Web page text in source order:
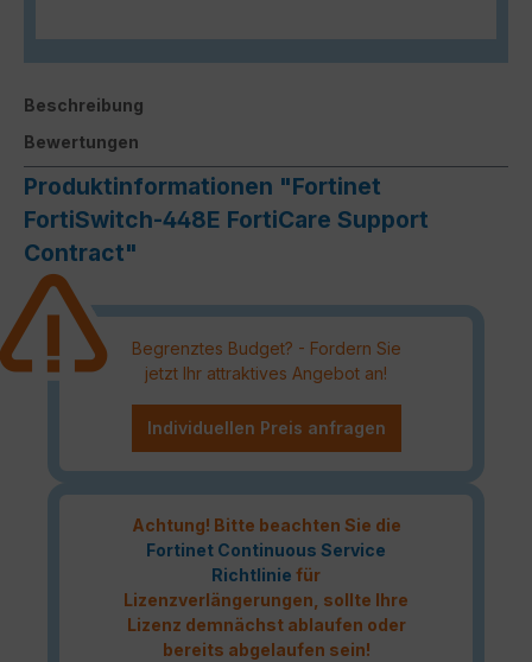
Beschreibung
Bewertungen
Produktinformationen "Fortinet
FortiSwitch-448E FortiCare Support
Contract"
Begrenztes Budget? - Fordern Sie
jetzt Ihr attraktives Angebot an!
Individuellen Preis anfragen
Achtung! Bitte beachten Sie die
Fortinet Continuous Service
Richtlinie für
Lizenzverlängerungen, sollte Ihre
Lizenz demnächst ablaufen oder
bereits abgelaufen sein!